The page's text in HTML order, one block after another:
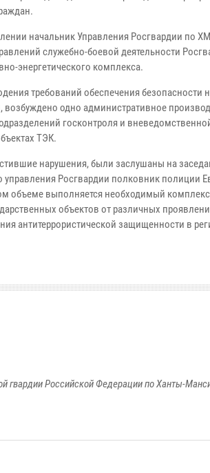
начальник Управления Росгвардии по
служебно-боевой деятельности
энергетического комплекса.
требований обеспечения безопасности
одно административное
госконтроля и
ТЭК.
нарушения, были заслушаны на
Росгвардии полковник полиции
объеме выполняется необходимый
объектов от различных
антитеррористической защищенности в
Российской Федерации по Ханты-